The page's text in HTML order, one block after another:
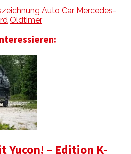
Auto Car Mercedes-
Oldtimer
Yucon! – Edition K-